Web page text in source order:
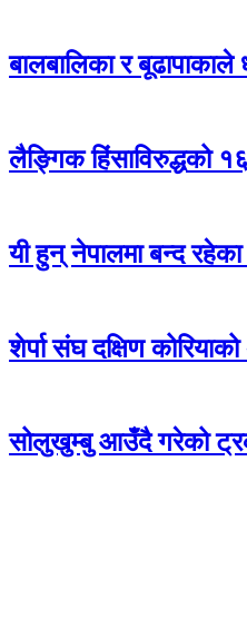
बालबालिका र बूढापाकाले
लैङ्गिक हिंसाविरुद्धको
यी हुन् नेपालमा बन्द
शेर्पा संघ दक्षिण कोरियाको
सोलुखुम्बु आउँदै गरेको